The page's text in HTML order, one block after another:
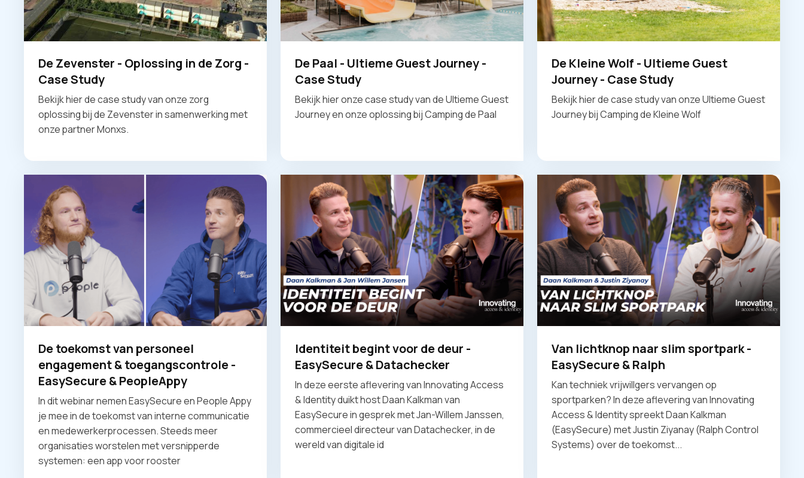
De Zevenster - Oplossing in de Zorg -
Case Study
Bekijk hier de case study van onze zorg
oplossing bij de Zevenster in samenwerking met
onze partner Monxs.
De Paal - Ultieme Guest Journey -
Case Study
Bekijk hier onze case study van de Ultieme Guest
Journey en onze oplossing bij Camping de Paal
De Kleine Wolf - Ultieme Guest
Journey - Case Study
Bekijk hier de case study van onze Ultieme Guest
Journey bij Camping de Kleine Wolf
De toekomst van personeel
engagement & toegangscontrole -
EasySecure & PeopleAppy
In dit webinar nemen EasySecure en People Appy
je mee in de toekomst van interne communicatie
en medewerkerprocessen. Steeds meer
organisaties worstelen met versnipperde
systemen: een app voor rooster
Identiteit begint voor de deur -
EasySecure & Datachecker
In deze eerste aflevering van Innovating Access
& Identity duikt host Daan Kalkman van
EasySecure in gesprek met Jan-Willem Janssen,
commercieel directeur van Datachecker, in de
wereld van digitale id
Van lichtknop naar slim sportpark -
EasySecure & Ralph
Kan techniek vrijwillgers vervangen op
sportparken? In deze aflevering van Innovating
Access & Identity spreekt Daan Kalkman
(EasySecure) met Justin Ziyanay (Ralph Control
Systems) over de toekomst...